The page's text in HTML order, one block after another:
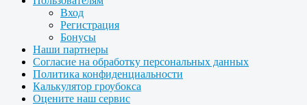
Вход
Регистрация
Бонусы
Наши партнеры
Согласие на обработку персональных данных
Политика конфиденциальности
Калькулятор гроубокса
Оцените наш сервис